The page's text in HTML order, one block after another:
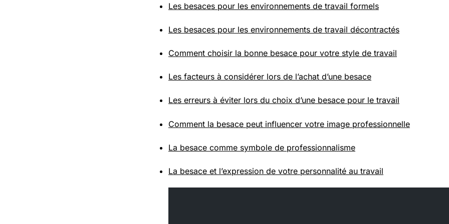
Les besaces pour les environnements de travail formels
Les besaces pour les environnements de travail décontractés
Comment choisir la bonne besace pour votre style de travail
Les facteurs à considérer lors de l’achat d’une besace
Les erreurs à éviter lors du choix d’une besace pour le travail
Comment la besace peut influencer votre image professionnelle
La besace comme symbole de professionnalisme
La besace et l’expression de votre personnalité au travail